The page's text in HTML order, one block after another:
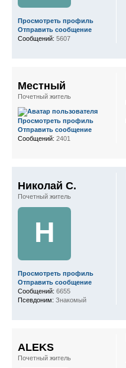
Просмотреть профиль
Отправить сообщение
Сообщений: 5607
Местный
Почетный житель
Просмотреть профиль
Отправить сообщение
Сообщений: 2401
Николай С.
Почетный житель
Н
Просмотреть профиль
Отправить сообщение
Сообщений: 6655
Псевдоним: Знакомый
ALEKS
Почетный житель